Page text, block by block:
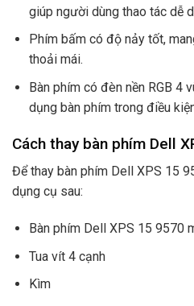
giúp người dùng thao tác dễ
Phím bấm có độ nảy tốt,
thoải mái.
Bàn phím có đèn nền RGB 4
dụng bàn phím trong điều
Cách thay bàn phím Dell
Để thay bàn phím Dell XPS 15
dụng cụ sau:
Bàn phím Dell XPS 15 9570
Tua vít 4 cạnh
Kìm